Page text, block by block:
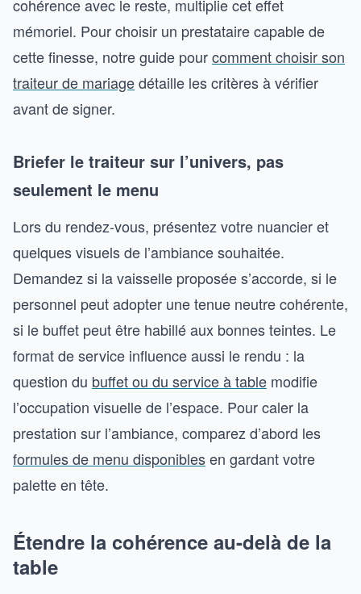
cohérence avec le reste, multiplie cet effet
mémoriel. Pour choisir un prestataire capable de
cette finesse, notre guide pourcomment choisir son
traiteur de mariagedétaille les critères à vérifier
avant de signer.
Briefer le traiteur sur l’univers, pas
seulement le menu
Lors du rendez-vous, présentez votre nuancier et
quelques visuels de l’ambiance souhaitée.
Demandez si la vaisselle proposée s’accorde, si le
personnel peut adopter une tenue neutre cohérente,
si le buffet peut être habillé aux bonnes teintes. Le
format de service influence aussi le rendu : la
question du buffet ou du service à table modifie
l’occupation visuelle de l’espace. Pour caler la
prestation sur l’ambiance, comparez d’abord les
formules de menu disponiblesen gardant votre
palette en tête.
Étendre la cohérence au-delà de la
table